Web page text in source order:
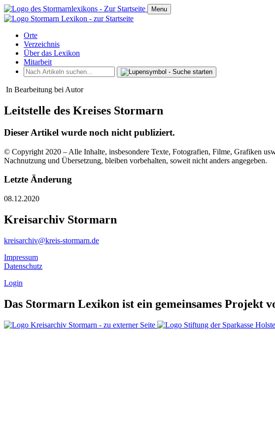
Menu
Orte
Verzeichnis
Über das Lexikon
Mitarbeit
In Bearbeitung bei Autor
Leitstelle des Kreises Stormarn
Dieser Artikel wurde noch nicht publiziert.
© Copyright 2020 – Alle Inhalte, insbesondere Texte, Fotografien, Filme, Grafiken
Nachnutzung und Übersetzung, bleiben vorbehalten, soweit nicht anders angegeben.
Letzte Änderung
08.12.2020
Kreisarchiv Stormarn
kreisarchiv@kreis-stormarn.de
Impressum
Datenschutz
Login
Das Stormarn Lexikon ist ein gemeinsames Projekt